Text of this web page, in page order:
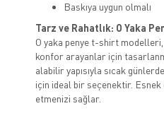
Baskıya uygun olmalı
Tarz ve Rahatlık: O Yaka
O yaka penye t-shirt modelleri,
konfor arayanlar için
alabilir yapısıyla sıcak
için ideal bir seçenektir.
etmenizi sağlar.